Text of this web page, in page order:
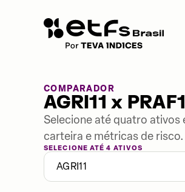
COMPARADOR
AGRI11 x
Selecione até quatro
carteira e métricas de risco.
SELECIONE ATÉ 4 ATIVOS
AGRI11